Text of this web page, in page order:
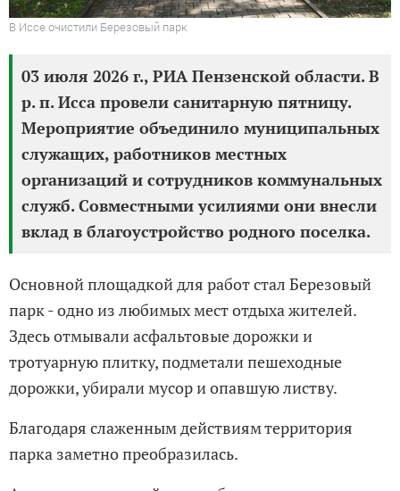
В Иссе очистили Березовый парк
03 июля 2026 г., РИА Пензенской области. В
р. п. Исса провели санитарную пятницу.
Мероприятие объединило муниципальных
служащих, работников местных
организаций и сотрудников коммунальных
служб. Совместными усилиями они внесли
вклад в благоустройство родного поселка.
Основной площадкой для работ стал Березовый
парк - одно из любимых мест отдыха жителей.
Здесь отмывали асфальтовые дорожки и
тротуарную плитку, подметали пешеходные
дорожки, убирали мусор и опавшую листву.
Благодаря слаженным действиям территория
парка заметно преобразилась.